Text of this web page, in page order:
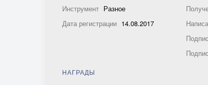
Инструмент Разное
Дата регистрации 14.08.2017
НАГРАДЫ